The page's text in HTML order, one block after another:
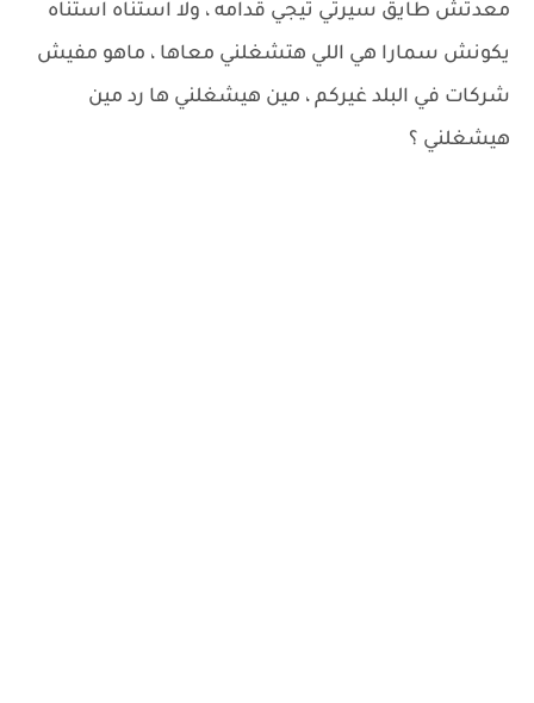
معدتش طايق سيرتي تيجي قدامه ، ولا استناه استناه
يكونش سمارا هي اللي هتشغلني معاها ، ماهو مفيش
شركات في البلد غيركم ، مين هيشغلني ها رد مين
هيشغلني ؟